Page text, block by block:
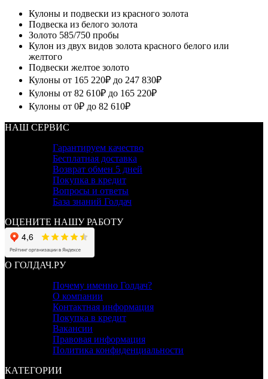
Кулоны и подвески из красного золота
Подвеска из белого золота
Золото 585/750 пробы
Кулон из двух видов золота красного белого или
желтого
Подвески желтое золото
Кулоны от 165 220₽ до 247 830₽
Кулоны от 82 610₽ до 165 220₽
Кулоны от 0₽ до 82 610₽
НАШ СЕРВИС
Гарантируем качество
Бесплатная доставка
Возврат обмен 5 дней
Покупка в кредит
Вопросы и ответы
База знаний Голдач
ОЦЕНИТЕ НАШУ РАБОТУ
О ГОЛДАЧ.РУ
Почему именно Голдач?
О компании
Контактная информация
Покупка в кредит
Вакансии
Правовая информация
Политика конфиденциальности
КАТЕГОРИИ